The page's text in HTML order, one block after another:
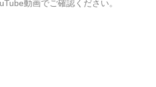
動画でご確認ください。